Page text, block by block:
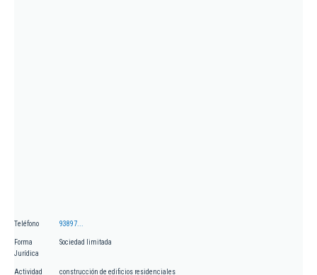
Teléfono 93897...
Forma
Jurídica
Sociedad limitada
Actividad construcción de edificios residenciales